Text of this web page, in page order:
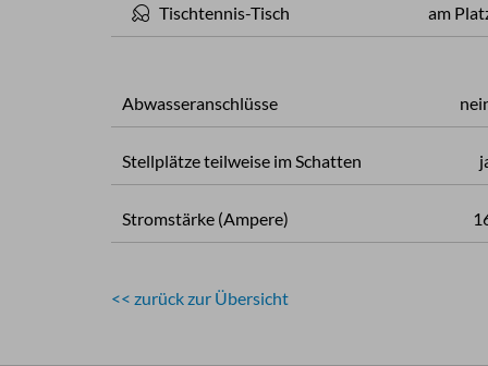
Tischtennis-Tisch am
Abwasseranschlüsse
Stellplätze teilweise im Schatten
Stromstärke (Ampere)
<< zurück zur Übersicht